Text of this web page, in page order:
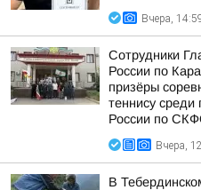
Вчера,
Сотрудники
России по
призёры
теннису
России по
Вчера,
В